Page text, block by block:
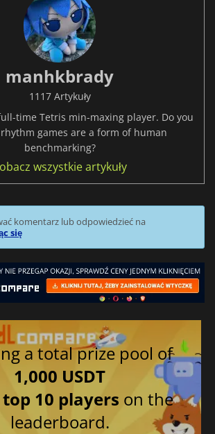
manhkbrady
1117 Artykuły
time Tetris min-maxing player. Do you
games are a form of human
benchmarking?
wszystkie artykuły
komentarz lub odpowiedzieć na
się
a total prize pool of
1,000 USDT
top 10 players on the
leaderboard.